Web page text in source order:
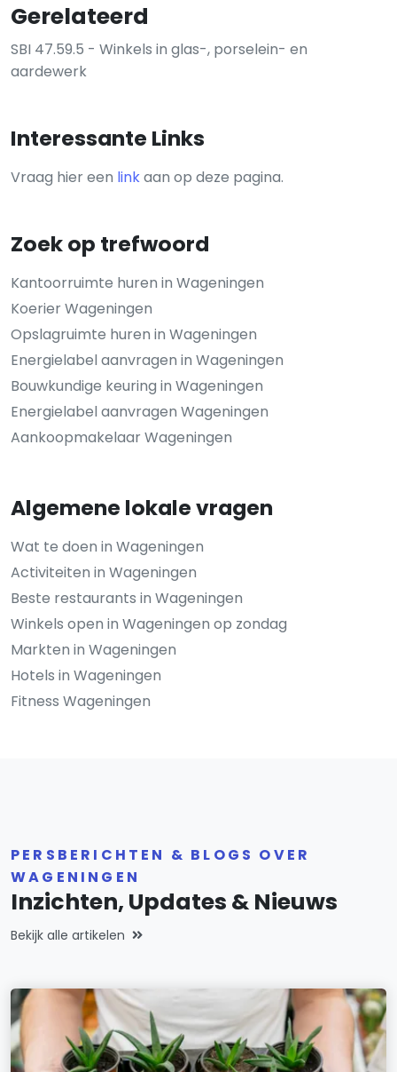
Gerelateerd
SBI 47.59.5 - Winkels in glas-, porselein- en
aardewerk
Interessante Links
Vraag hier een linkaan op deze pagina.
Zoek op trefwoord
Kantoorruimte huren in Wageningen
Koerier Wageningen
Opslagruimte huren in Wageningen
Energielabel aanvragen in Wageningen
Bouwkundige keuring in Wageningen
Energielabel aanvragen Wageningen
Aankoopmakelaar Wageningen
Algemene lokale vragen
Wat te doen in Wageningen
Activiteiten in Wageningen
Beste restaurants in Wageningen
Winkels open in Wageningen op zondag
Markten in Wageningen
Hotels in Wageningen
Fitness Wageningen
PERSBERICHTEN & BLOGS OVER
WAGENINGEN
Inzichten, Updates & Nieuws
Bekijk alle artikelen